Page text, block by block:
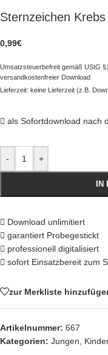
Sternzeichen
0,99€
Umsatzsteuerbefreit gemäß UStG
versandkostenfreier Download
Lieferzeit: keine Lieferzeit (z.B.
als Sofortdownload nach
- +
Download unlimitiert
garantiert Probegestickt
professionell digitalisiert
sofort Einsatzbereit zum
zur Merkliste
Artikelnummer: 667
Kategorien: Jungen Kinder